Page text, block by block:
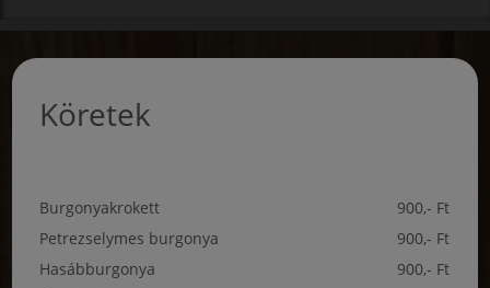
Köretek
Burgonyakrokett
900,- Ft
Petrezselymes burgonya
900,- Ft
Hasábburgonya
900,- Ft